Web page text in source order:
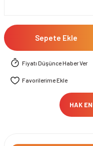
Sepete Ekle
Fiyatı Düşünce Haber Ver
HAK